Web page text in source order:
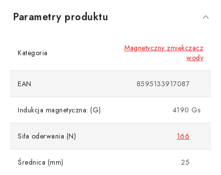
Parametry produktu
Kategoria
Magnetyczny zmiękczacz
wody
EAN 8595133917087
Indukcja magnetyczna: (G) 4190 Gs
Siła oderwania (N) 166
Średnica (mm) 25